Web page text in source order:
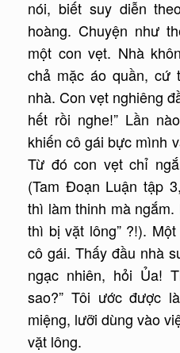
nói, biết suy diễn
hoàng. Chuyện như
một con vẹt. Nhà
chả mặc áo quần, cứ
nhà. Con vẹt nghiêng
hết rồi nghe!” Lần
khiến cô gái bực mình
Từ đó con vẹt chỉ
(Tam Đoạn Luận tập
thì làm thinh mà
thì bị vặt lông” ?!).
cô gái. Thấy đầu nhà
ngạc nhiên, hỏi Ủa!
sao?” Tôi ước được
miệng, lưỡi dùng vào
vặt lông.